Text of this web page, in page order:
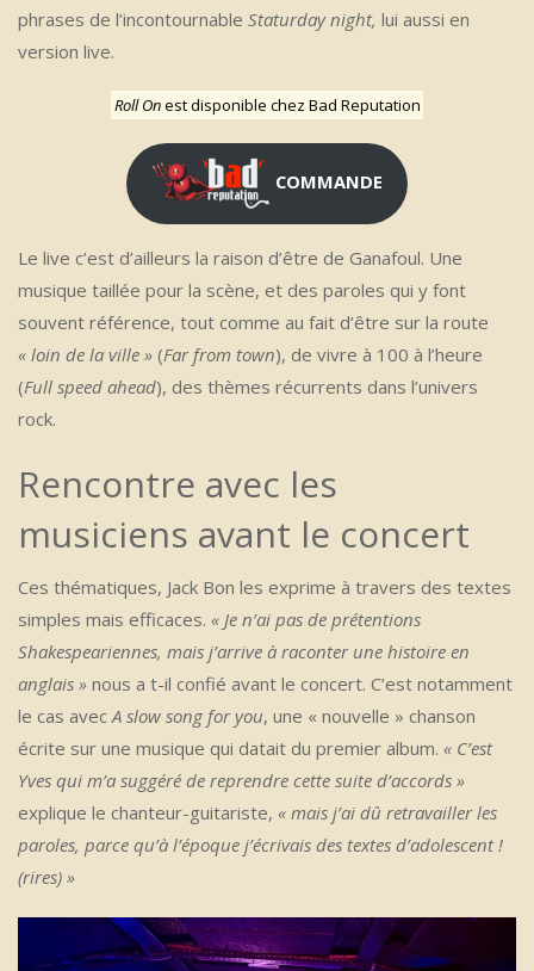
phrases de l’incontournable Staturday night, lui aussi en
version live.
Roll Onest disponible chez Bad Reputation
COMMANDE
Le live c’est d’ailleurs la raison d’être de Ganafoul. Une
musique taillée pour la scène, et des paroles qui y font
souvent référence, tout comme au fait d’être sur la route
« loin de la ville » (Far from town), de vivre à 100 à l’heure
(Full speed ahead), des thèmes récurrents dans l’univers
rock.
Rencontre avec les
musiciens avant le concert
Ces thématiques, Jack Bon les exprime à travers des textes
simples mais efficaces. « Je n’ai pas de prétentions
Shakespeariennes, mais j’arrive à raconter une histoire en
anglais » nous a t-il confié avant le concert. C’est notamment
le cas avecA slow song for you, une « nouvelle » chanson
écrite sur une musique qui datait du premier album. « C’est
Yves qui m’a suggéré de reprendre cette suite d’accords »
explique le chanteur-guitariste, « mais j’ai dû retravailler les
paroles, parce qu’à l’époque j’écrivais des textes d’adolescent !
(rires) »